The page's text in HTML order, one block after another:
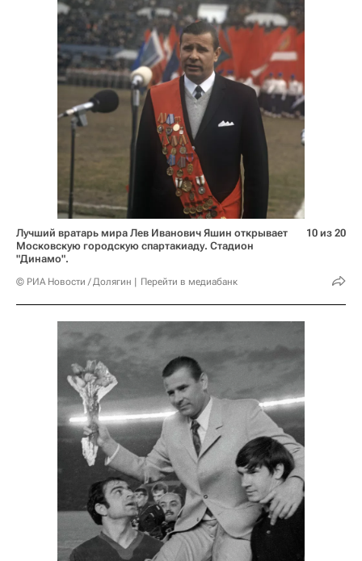
Лучший вратарь мира Лев Иванович Яшин открывает
Московскую городскую спартакиаду. Стадион
"Динамо".
© РИА Новости / Долягин Перейти в медиабанк
10 из 20